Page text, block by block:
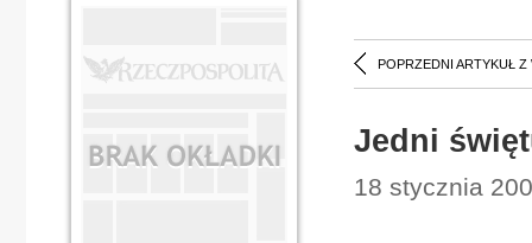
POPRZEDNI ARTYKUŁ Z
Jedni
18 stycznia